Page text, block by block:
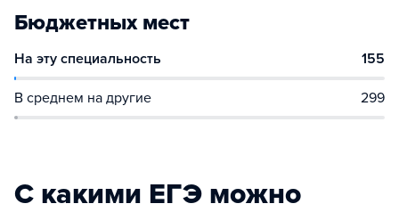
Бюджетных мест
На эту специальность 155
В среднем на другие 299
С какими ЕГЭ можно